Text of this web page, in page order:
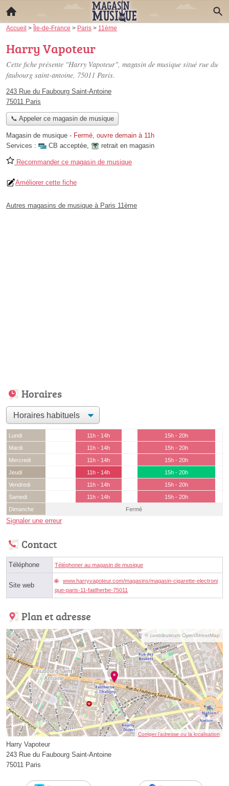
Accueil > Île-de-France > Paris > 11ème
Harry Vapoteur
Cette fiche présente "Harry Vapoteur", magasin de musique situé rue du
faubourg saint-antoine, 75011 Paris.
243 Rue du Faubourg Saint-Antoine
75011 Paris
📞 Appeler ce magasin de musique
Magasin de musique - Fermé, ouvre demain à 11h
Services :
CB acceptée, retrait en magasin
Recommander ce magasin de musique
Améliorer cette fiche
Autres magasins de musique à Paris 11ème
Horaires
Lundi 11h - 14h
15h - 20h
Mardi
11h - 14h
15h - 20h
Mercredi
11h - 14h
15h - 20h
Jeudi
11h - 14h
15h - 20h
Vendredi
11h - 14h
15h - 20h
Samedi
11h - 14h
15h - 20h
Dimanche
Fermé
Signaler une erreur
Contact
Téléphone Téléphoner au magasin de musique
Site web
www.harryvapoteur.com/magasins/magasin-cigarette-electroni
que-paris-11-faidherbe-75011
Plan et adresse
© contributeurs OpenStreetMap
Corriger l’adresse ou la localisation
Harry Vapoteur
243 Rue du Faubourg Saint-Antoine
75011 Paris